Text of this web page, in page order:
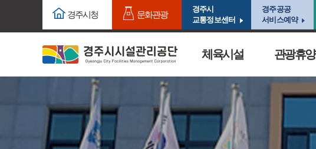
주요메뉴로 건너뛰기
경주시청 문화관광
경주시
교통정보센터
경주공공
서비스예약
체육시설 관광휴양